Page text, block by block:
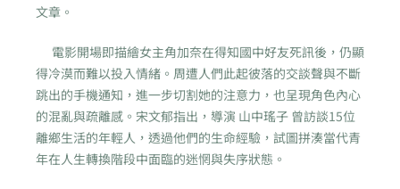
文章。
電影開場即描繪女主角加奈在得知國中好友死訊後，仍顯
得冷漠而難以投入情緒。周遭人們此起彼落的交談聲與不斷
跳出的手機通知，進一步切割她的注意力，也呈現角色內心
的混亂與疏離感。宋文郁指出，導演 山中瑤子 曾訪談15位
離鄉生活的年輕人，透過他們的生命經驗，試圖拼湊當代青
年在人生轉換階段中面臨的迷惘與失序狀態。